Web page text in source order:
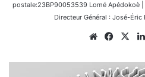
postale:23BP90053539 Lomé Apédokoè
Directeur Général : José-Éric
Website X